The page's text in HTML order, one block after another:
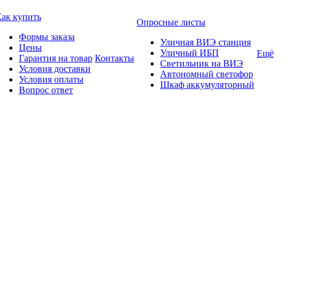
купить
Формы заказа
Цены
Гарантия на товар
Условия доставки
Условия оплаты
Вопрос ответ
Контакты
Опросные листы
Уличная ВИЭ станция
Уличный ИБП
Светильник на ВИЭ
Автономный светофор
Шкаф аккумуляторный
Ещё